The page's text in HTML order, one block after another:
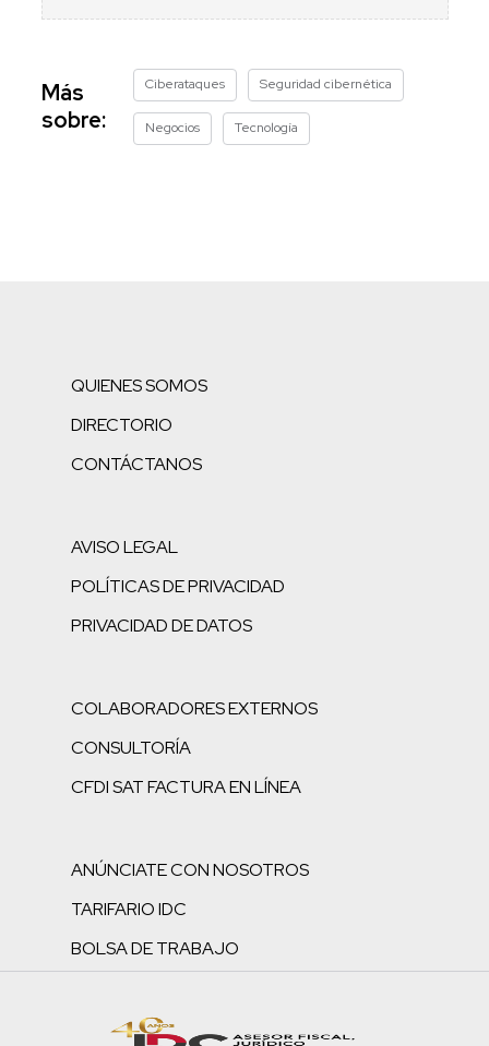
Más
sobre:
Ciberataques Seguridad cibernética
Negocios Tecnología
QUIENES SOMOS
DIRECTORIO
CONTÁCTANOS
AVISO LEGAL
POLÍTICAS DE PRIVACIDAD
PRIVACIDAD DE DATOS
COLABORADORES EXTERNOS
CONSULTORÍA
CFDI SAT FACTURA EN LÍNEA
ANÚNCIATE CON NOSOTROS
TARIFARIO IDC
BOLSA DE TRABAJO